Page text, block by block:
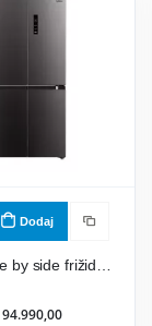
Dodaj
94.990,00